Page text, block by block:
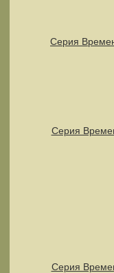
Серия
Серия
Серия